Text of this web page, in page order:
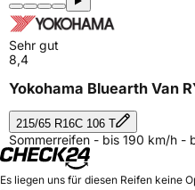
Sehr gut
8,4
Yokohama Bluearth Van
215/65 R16C 106 T
Sommerreifen - bis 190 km/h -
Es liegen uns für diesen Reifen keine